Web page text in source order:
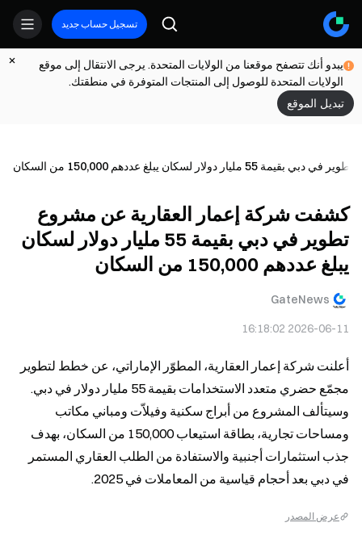
تسجيل حساب جديد
يبدو أنك تتصفح موقعنا من الولايات المتحدة. يرجى الانتقال إلى موقع
الولايات المتحدة للوصول إلى المنتجات المتوفرة في منطقتك.
تبديل الموقع
لسكان يبلغ عددهم 150,000 من السكان
كشفت شركة إعمار العقارية عن مشروع
تطوير في دبي بقيمة 55 مليار دولار لسكان
يبلغ عددهم 150,000 من السكان
GateNews
2026-06-11 16:18:02
في دبي بعد أحجام قياسية من المعاملات في 2025.
عرض المصدر